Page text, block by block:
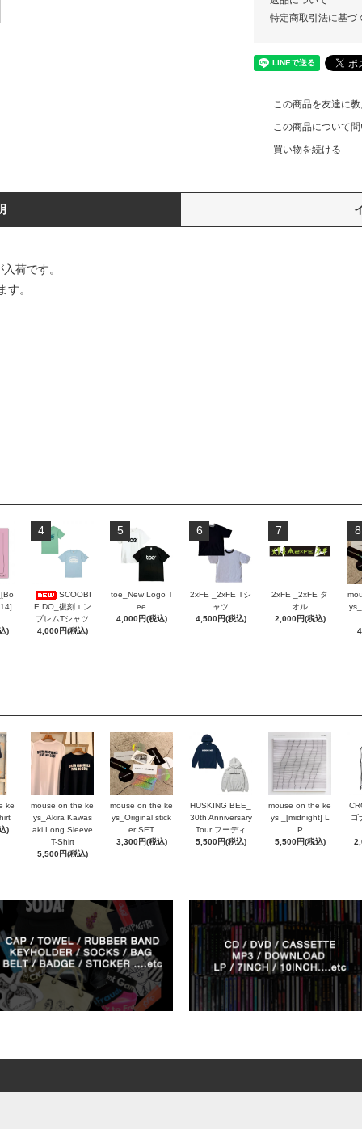
特定商取引法に基づ
この商品を友達に
この商品について
買い物を続ける
荷です。
。
)
4
SCOOBI
E DO_復刻エン
ブレムTシャツ
4,000円(税込)
5
toe_New Logo T
ee
4,000円(税込)
6
2xFE _2xFE Tシ
ャツ
4,500円(税込)
7
2xFE _2xFE タ
オル
2,000円(税込)
8
ke
)
mouse on the ke
ys_Akira Kawas
aki Long Sleeve
T-Shirt
5,500円(税込)
mouse on the ke
ys_Original stick
er SET
3,300円(税込)
HUSKING BEE_
30th Anniversary
Tour フーディ
5,500円(税込)
mouse on the ke
ys _[midnight] L
P
5,500円(税込)
ゴ